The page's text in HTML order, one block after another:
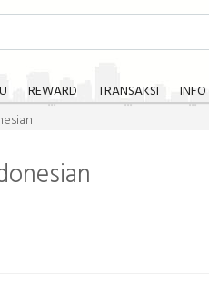
REWARD TRANSAKSI INFO